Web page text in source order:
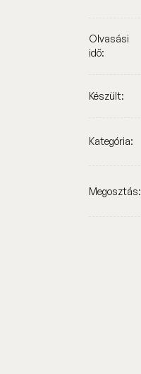
Olvasási
idő:
Készült:
Kategória:
Megosztás: